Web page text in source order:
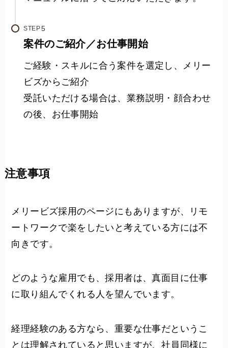
STEP
案件のご紹介／お仕事開始
ご経験・スキルに合う案件を選定し、メリー
ビズからご紹介
受託いただける場合は、業務説明・顔合わせ
の後、お仕事開始
注意事項
メリービズ採用のページにもありますが、リモ
ートワークで楽をしたいと考えている方には不
向きです。
どのような雇用でも、採用者は、真面目に仕事
に取り組んでくれる人を望んでいます。
経理経験のある方なら、重要な仕事だというこ
とは理解されていると思いますが、社員同様に